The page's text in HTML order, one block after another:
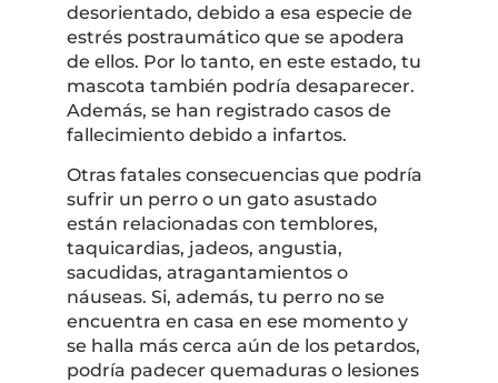
desorientado, debido a esa especie de
estrés postraumático que se apodera
de ellos. Por lo tanto, en este estado, tu
mascota también podría desaparecer.
Además, se han registrado casos de
fallecimiento debido a infartos.
Otras fatales consecuencias que podría
sufrir un perro o un gato asustado
están relacionadas con temblores,
taquicardias, jadeos, angustia,
sacudidas, atragantamientos o
náuseas. Si, además, tu perro no se
encuentra en casa en ese momento y
se halla más cerca aún de los petardos,
podría padecer quemaduras o lesiones